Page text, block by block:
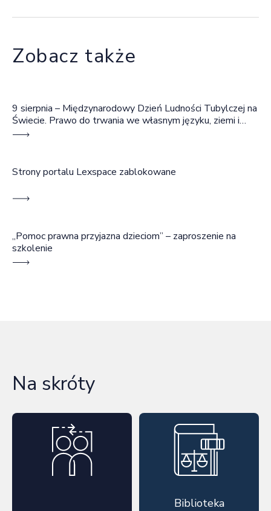
Zobacz także
9 sierpnia – Międzynarodowy Dzień Ludności Tubylczej na
Świecie. Prawo do trwania we własnym języku, ziemi i
wspólnocie
Strony portalu Lexspace zablokowane
„Pomoc prawna przyjazna dzieciom” – zaproszenie na
szkolenie
Na skróty
Biblioteka